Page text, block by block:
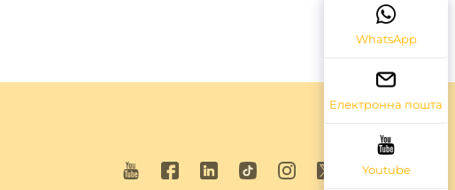
WhatsApp
Електронна пошта
Youtube